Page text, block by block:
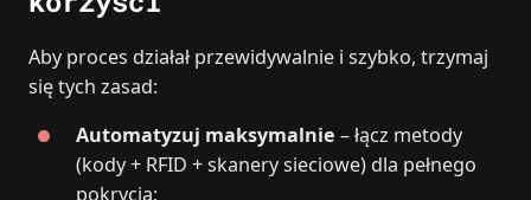
Aby proces działał przewidywalnie i szybko, trzymaj
się tych zasad:
Automatyzuj maksymalnie – łącz metody
(kody + RFID + skanery sieciowe) dla pełnego
pokrycia;